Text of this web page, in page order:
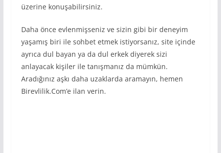
üzerine konuşabilirsiniz.
Daha önce evlenmişseniz ve sizin gibi bir deneyim
yaşamış biri ile sohbet etmek istiyorsanız, site içinde
ayrıca dul bayan ya da dul erkek diyerek sizi
anlayacak kişiler ile tanışmanız da mümkün.
Aradığınız aşkı daha uzaklarda aramayın, hemen
Birevlilik.Com’e ilan verin.